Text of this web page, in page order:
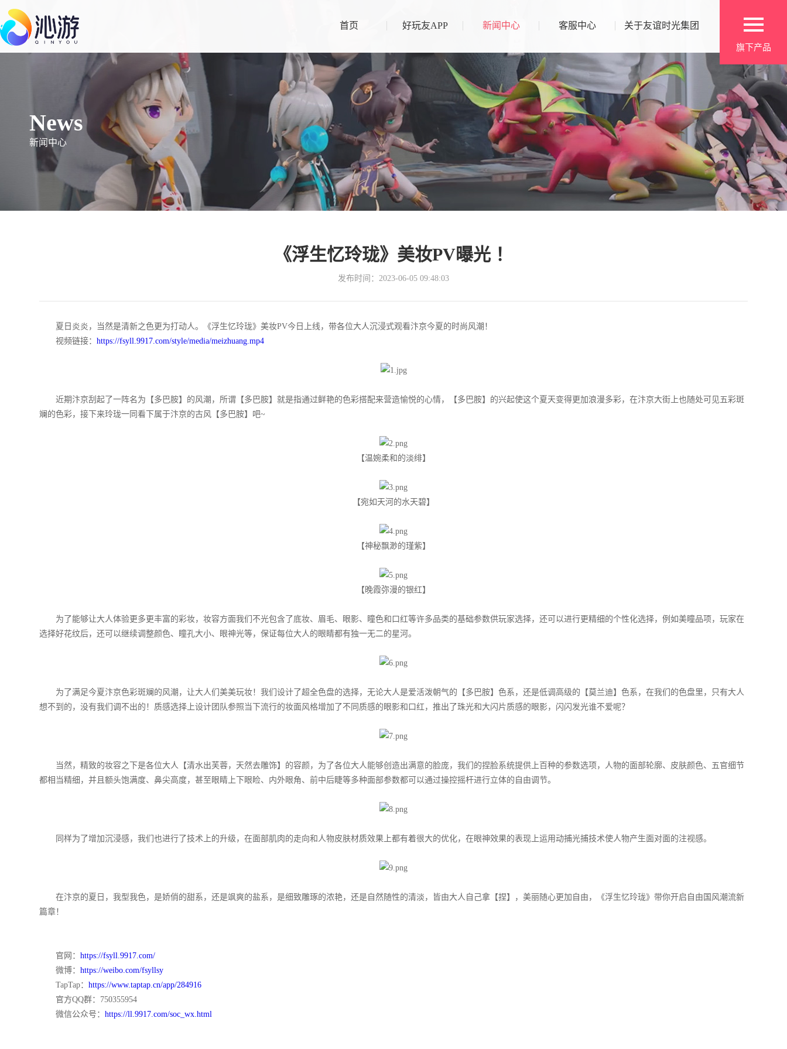
旗下产品
心跳陷落
东方志怪恋爱手游
凯蒂猫梦想商店
三丽鸥正版授权合成经营游戏
花与绯想
热门游戏
暴吵萌厨
锅铲一响，派对开场！
浮生忆玲珑 浮生为卿歌
3D开放式古风养成手游
宫廷风云
古风社交养成手游
杜拉拉升职记
正版都市职场养成手游
凌云诺
绮丽国风社交手游
墨剑江湖
诗意江湖自由武学手游
宫廷计手游
亿万少女的古风梦
熹妃Q传 熹妃传 京门风月
首页 好玩友APP 新闻中心 客服中心 关于友谊时光集团
News
新闻中心
《浮生忆玲珑》美妆PV曝光 ！
发布时间：2023-06-05 09:48:03
夏日炎炎，当然是清新之色更为打动人。《浮生忆玲珑》美妆PV今日上线，带各位大人沉浸式观看汴京今夏的时尚风潮！
视频链接：https://fsyll.9917.com/style/media/meizhuang.mp4
近期汴京刮起了一阵名为【多巴胺】的风潮，所谓【多巴胺】就是指通过鲜艳的色彩搭配来营造愉悦的心情，【多巴胺】的兴起使这个夏天变得更加浪漫多彩，在汴京大街上也随处可见五彩斑
斓的色彩，接下来玲珑一同看下属于汴京的古风【多巴胺】吧~
【温婉柔和的淡绯】
【宛如天河的水天碧】
【神秘飘渺的瑾紫】
【晚霞弥漫的银红】
为了能够让大人体验更多更丰富的彩妆，妆容方面我们不光包含了底妆、眉毛、眼影、瞳色和口红等许多品类的基础参数供玩家选择，还可以进行更精细的个性化选择，例如美瞳品项，玩家在
选择好花纹后，还可以继续调整颜色、瞳孔大小、眼神光等，保证每位大人的眼睛都有独一无二的星河。
为了满足今夏汴京色彩斑斓的风潮，让大人们美美玩妆！我们设计了超全色盘的选择，无论大人是爱活泼朝气的【多巴胺】色系，还是低调高级的【莫兰迪】色系，在我们的色盘里，只有大人
想不到的，没有我们调不出的！质感选择上设计团队参照当下流行的妆面风格增加了不同质感的眼影和口红，推出了珠光和大闪片质感的眼影，闪闪发光谁不爱呢？
当然，精致的妆容之下是各位大人【清水出芙蓉，天然去雕饰】的容颜，为了各位大人能够创造出满意的脸庞，我们的捏脸系统提供上百种的参数选项，人物的面部轮廓、皮肤颜色、五官细节
都相当精细，并且额头饱满度、鼻尖高度，甚至眼睛上下眼睑、内外眼角、前中后睫等多种面部参数都可以通过操控摇杆进行立体的自由调节。
同样为了增加沉浸感，我们也进行了技术上的升级，在面部肌肉的走向和人物皮肤材质效果上都有着很大的优化，在眼神效果的表现上运用动捕光捕技术使人物产生面对面的注视感。
在汴京的夏日，我型我色，是娇俏的甜系，还是飒爽的盐系，是细致雕琢的浓艳，还是自然随性的清淡，皆由大人自己拿【捏】，美丽随心更加自由，《浮生忆玲珑》带你开启自由国风潮流新
篇章！
官网：https://fsyll.9917.com/
微博：https://weibo.com/fsyllsy
TapTap：https://www.taptap.cn/app/284916
官方QQ群：750355954
微信公众号：https://ll.9917.com/soc_wx.html